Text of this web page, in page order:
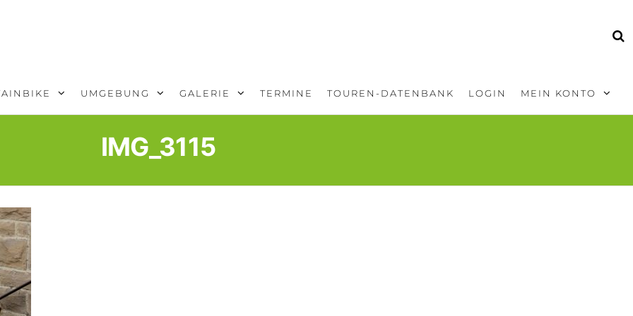
UMGEBUNG GALERIE TERMINE TOUREN-DATENBANK LOGIN MEIN KONTO
IMG_3115